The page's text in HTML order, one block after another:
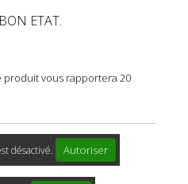
ETAT.
produit vous rapportera20
désactivé. Autoriser